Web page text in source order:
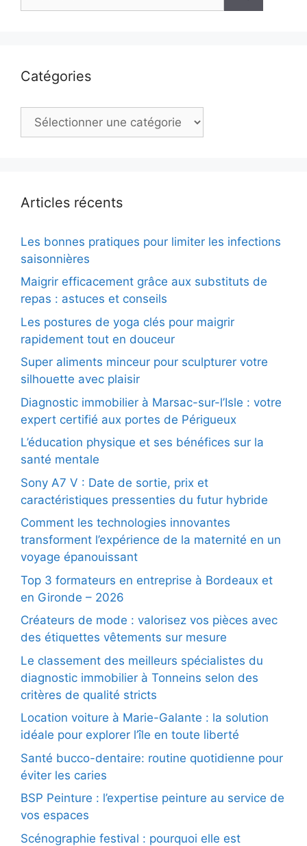
Catégories
Catégories
Articles récents
Les bonnes pratiques pour limiter les infections
saisonnières
Maigrir efficacement grâce aux substituts de
repas : astuces et conseils
Les postures de yoga clés pour maigrir
rapidement tout en douceur
Super aliments minceur pour sculpturer votre
silhouette avec plaisir
Diagnostic immobilier à Marsac-sur-l’Isle : votre
expert certifié aux portes de Périgueux
L’éducation physique et ses bénéfices sur la
santé mentale
Sony A7 V : Date de sortie, prix et
caractéristiques pressenties du futur hybride
Comment les technologies innovantes
transforment l’expérience de la maternité en un
voyage épanouissant
Top 3 formateurs en entreprise à Bordeaux et
en Gironde – 2026
Créateurs de mode : valorisez vos pièces avec
des étiquettes vêtements sur mesure
Le classement des meilleurs spécialistes du
diagnostic immobilier à Tonneins selon des
critères de qualité stricts
Location voiture à Marie-Galante : la solution
idéale pour explorer l’île en toute liberté
Santé bucco-dentaire: routine quotidienne pour
éviter les caries
BSP Peinture : l’expertise peinture au service de
vos espaces
Scénographie festival : pourquoi elle est